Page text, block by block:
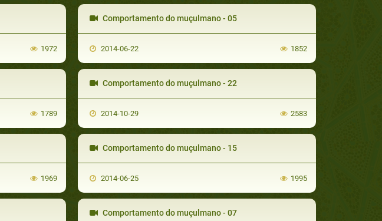
1972
Comportamento do muçulmano - 05
2014-06-22 1852
1789
Comportamento do muçulmano - 22
2014-10-29 2583
1969
Comportamento do muçulmano - 15
2014-06-25 1995
Comportamento do muçulmano - 07